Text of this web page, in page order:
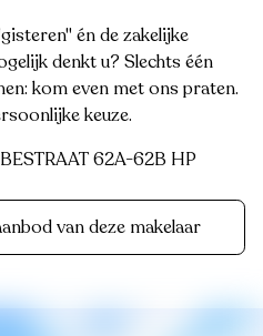
én de zakelijke
denkt u? Slechts één
kom even met ons praten.
keuze.
62A-62B HP
van deze makelaar